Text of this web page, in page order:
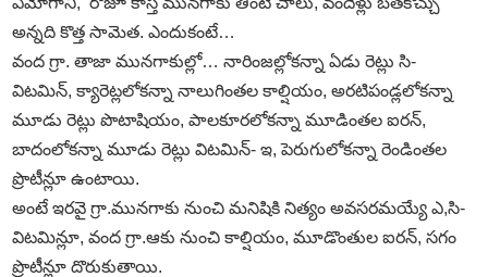
అన్నది కొత్త సామెత. ఎందుకంటే…
వంద గ్రా. తాజా మునగాకుల్లో… నారింజల్లోకన్నా ఏడు రెట్లు సి-
విటమిన్‌, క్యారెట్లలోకన్నా నాలుగింతల కాల్షియం, అరటిపండ్లలోకన్నా
మూడు రెట్లు పొటాషియం, పాలకూరలోకన్నా మూడింతల ఐరన్‌,
బాదంలోకన్నా మూడు రెట్లు విటమిన్‌- ఇ, పెరుగులోకన్నా రెండింతల
ప్రొటీన్లూ ఉంటాయి.
అంటే ఇరవై గ్రా.మునగాకు నుంచి మనిషికి నిత్యం అవసరమయ్యే ఎ,సి-
విటమిన్లూ, వంద గ్రా.ఆకు నుంచి కాల్షియం, మూడొంతుల ఐరన్‌, సగం
ప్రొటీన్లూ దొరుకుతాయి.